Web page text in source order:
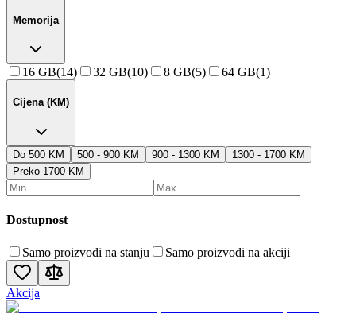
Memorija
16 GB(14) 32 GB(10) 8 GB(5) 64 GB(1)
Cijena (KM)
Do 500 KM 500 - 900 KM 900 - 1300 KM
1300 - 1700 KM
Preko 1700 KM
Dostupnost
Samo proizvodi na stanju Samo proizvodi na akciji
Akcija